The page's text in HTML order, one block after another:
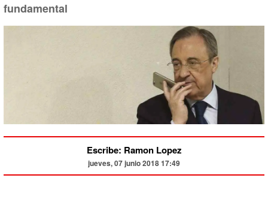
fundamental
Escribe: Ramon Lopez
jueves, 07 junio 2018 17:49